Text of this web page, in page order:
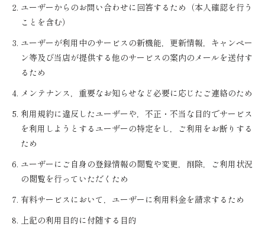
ユーザーからのお問い合わせに回答するため（本人確認を行う
ことを含む）
ユーザーが利用中のサービスの新機能，更新情報，キャンペー
ン等及び当店が提供する他のサービスの案内のメールを送付す
るため
メンテナンス，重要なお知らせなど必要に応じたご連絡のため
利用規約に違反したユーザーや，不正・不当な目的でサービス
を利用しようとするユーザーの特定をし，ご利用をお断りする
ため
ユーザーにご自身の登録情報の閲覧や変更，削除，ご利用状況
の閲覧を行っていただくため
有料サービスにおいて，ユーザーに利用料金を請求するため
上記の利用目的に付随する目的